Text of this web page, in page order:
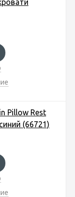
Pillow Rest
(66721)